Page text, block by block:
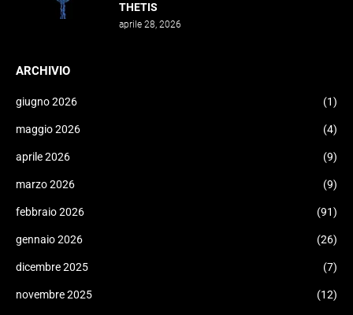
THETIS
aprile 28, 2026
ARCHIVIO
giugno 2026 (1)
maggio 2026 (4)
aprile 2026 (9)
marzo 2026 (9)
febbraio 2026 (91)
gennaio 2026 (26)
dicembre 2025 (7)
novembre 2025 (12)